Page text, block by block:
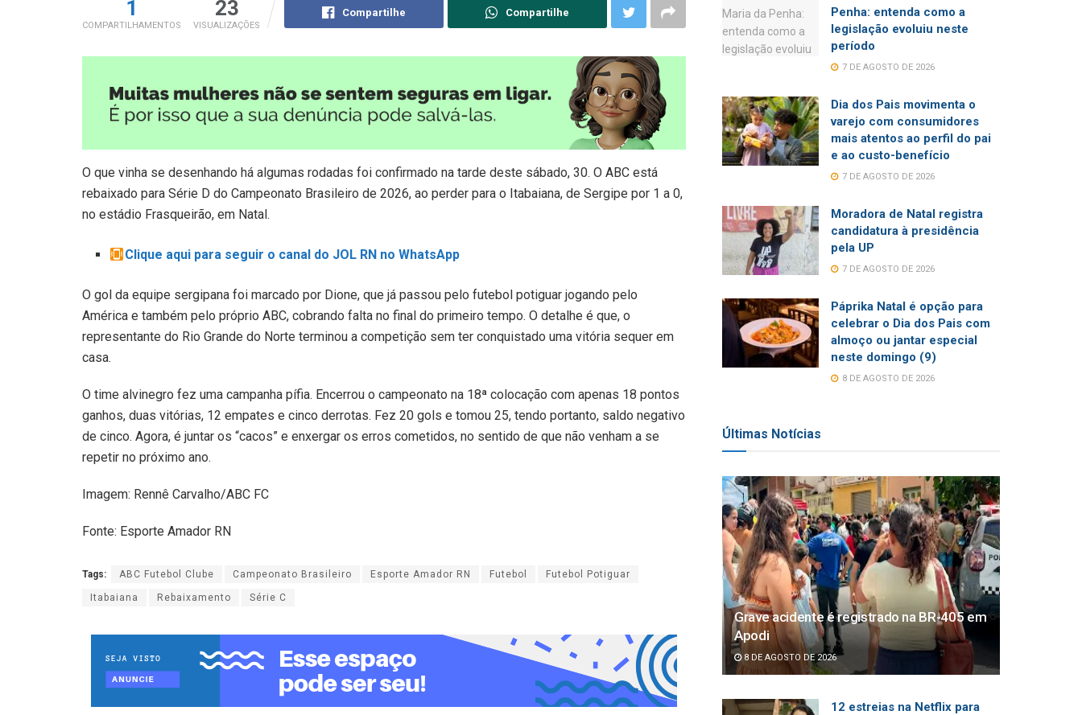
1
COMPARTILHAMENTOS
23
VISUALIZAÇÕES
Compartilhe Compartilhe
O que vinha se desenhando há algumas rodadas foi confirmado na tarde deste sábado, 30. O ABC está
rebaixado para Série D do Campeonato Brasileiro de 2026, ao perder para o Itabaiana, de Sergipe por 1 a 0,
no estádio Frasqueirão, em Natal.
Clique aqui para seguir o canal do JOL RN no WhatsApp
O gol da equipe sergipana foi marcado por Dione, que já passou pelo futebol potiguar jogando pelo
América e também pelo próprio ABC, cobrando falta no final do primeiro tempo. O detalhe é que, o
representante do Rio Grande do Norte terminou a competição sem ter conquistado uma vitória sequer em
casa.
O time alvinegro fez uma campanha pífia. Encerrou o campeonato na 18ª colocação com apenas 18 pontos
ganhos, duas vitórias, 12 empates e cinco derrotas. Fez 20 gols e tomou 25, tendo portanto, saldo negativo
de cinco. Agora, é juntar os “cacos” e enxergar os erros cometidos, no sentido de que não venham a se
repetir no próximo ano.
Imagem: Rennê Carvalho/ABC FC
Fonte: Esporte Amador RN
Tags: ABC Futebol Clube Campeonato Brasileiro Esporte Amador RN Futebol Futebol Potiguar
Itabaiana Rebaixamento Série C
Penha: entenda como a
legislação evoluiu neste
período
7 DE AGOSTO DE 2026
Dia dos Pais movimenta o
varejo com consumidores
mais atentos ao perfil do pai
e ao custo-benefício
7 DE AGOSTO DE 2026
Moradora de Natal registra
candidatura à presidência
pela UP
7 DE AGOSTO DE 2026
Páprika Natal é opção para
celebrar o Dia dos Pais com
almoço ou jantar especial
neste domingo (9)
8 DE AGOSTO DE 2026
Últimas Notícias
Grave acidente é registrado na BR-405 em
Apodi
8 DE AGOSTO DE 2026
12 estreias na Netflix para